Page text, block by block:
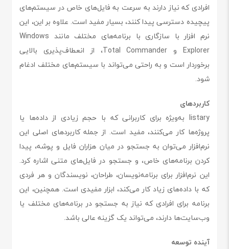
افرادی که نیاز دارند به سرعت به فایل‌های خاص در سیستم‌های
پیچیده دسترسی پیدا کنند، بسیار مفید است. علاوه بر این، این
نرم افزار با سازگاری با برنامه‌های مختلف مانند Windows
Explorer و Total Commander، از انعطاف‌پذیری بالایی
برخوردار است و به راحتی می‌تواند با سیستم‌های مختلف ادغام
شود.
کاربردهای
listary به‌ویژه برای کاربرانی که با حجم زیادی از داده‌ها یا
پروژه‌ها کار می‌کنند، مفید است. از جمله کاربردهای اصلی این
نرم‌افزار می‌توان به جستجو در میان هزاران فایل و پوشه، پیدا
کردن برنامه‌های خاص، و جستجو در فایل‌های متنی اشاره کرد.
این نرم‌افزار برای برنامه‌نویسان، طراحان، نویسندگان و هر فردی
که با داده‌های زیاد کار می‌کند، ابزار مفیدی است. همچنین، این
برنامه برای افرادی که نیاز به جستجو در برنامه‌های مختلف یا
وب‌سایت‌ها دارند، می‌تواند یک گزینه عالی باشد.
آینده توسعه